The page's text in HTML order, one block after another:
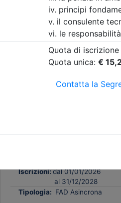
Ordine Architetti P.P. e C. di
FUNZIONI ED ATTIVITÀ
PROFESSIONISTA
TECNICO: LE
INTERVENTI SU
Iscrizioni:dal 01/01/2026
al 31/12/2028
Tipologia: FAD Asincrona